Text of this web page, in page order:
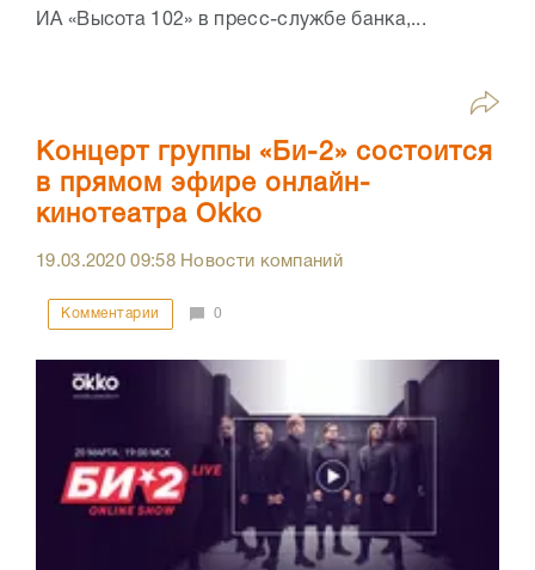
ИА «Высота 102» в пресс-службе банка,...
Концерт группы «Би-2» состоится
в прямом эфире онлайн-
кинотеатра Okko
19.03.202009:58Новости компаний
Комментарии 0